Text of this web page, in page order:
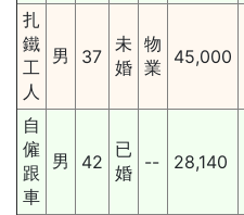
扎
鐵
工
人
男 37
未
婚
物
業
45,000
自
僱
跟
車
男 42
已
婚
-- 28,140